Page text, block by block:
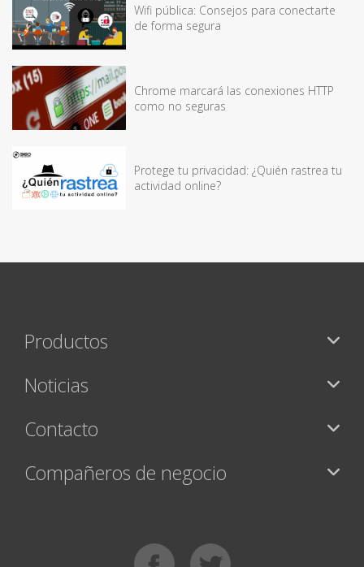
Wifi pública: Consejos para conectarte
de forma segura
Chrome marcará las conexiones HTTP
como no seguras
Protege tu privacidad: ¿Quién rastrea tu
actividad online?
Productos
Noticias
Contacto
Compañeros de negocio